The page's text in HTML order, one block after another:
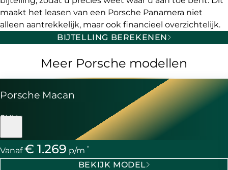
maakt het leasen van een Porsche Panamera niet
alleen aantrekkelijk, maar ook financieel overzichtelijk.
BIJTELLING BEREKENEN
Meer Porsche modellen
Porsche Macan
SUV
Vanaf€ 1.269 p/m *
BEKIJK MODEL